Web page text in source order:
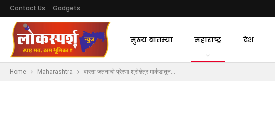
Contact Us Gadgets
मुख्य बातम्या महाराष्ट्र देश
Home Maharashtra वारसा जतनाची प्रेरणा श्रीक्षेत्र मार्कंडातून…